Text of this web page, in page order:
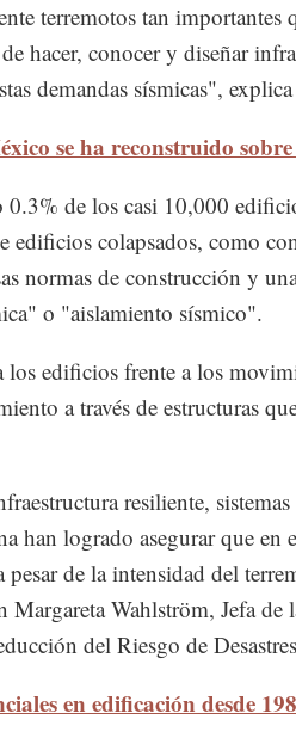
terremotos tan importantes
hacer, conocer y diseñar
demandas sísmicas",
se ha reconstruido
de los casi 10,000
edificios colapsados, como
normas de construcción y
o "aislamiento sísmico".
los edificios frente a los
a través de estructuras
resiliente, sistemas
han logrado asegurar que en
pesar de la intensidad del
Margareta Wahlström, Jefa de
del Riesgo de
en edificación desde